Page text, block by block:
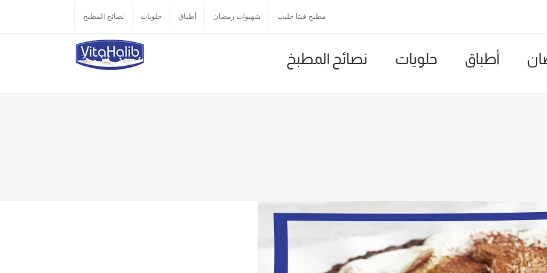
مطبخ فيتا حليب شهيوات رمضان أطباق حلويات نصائح المطبخ
أطباق حلويات نصائح المطبخ